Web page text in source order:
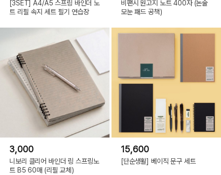
[3SET] A4/A5 스프링 바인더 노
트 리필 속지 세트 필기 연습장
비팬시 원고지 노트 400자 (논술
모눈 패드 공책)
3,000
니보리 클리어 바인더 링 스프링노
트 B5 60매 (리필 교체)
15,600
[단순생활] 베이직 문구 세트